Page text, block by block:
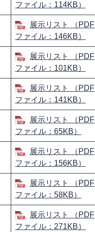
ファイル：114KB）
展示リスト （PDF
ファイル：146KB）
展示リスト （PDF
ファイル：101KB）
展示リスト （PDF
ファイル：141KB）
展示リスト （PDF
ファイル：65KB）
展示リスト （PDF
ファイル：156KB）
展示リスト （PDF
ファイル：58KB）
展示リスト （PDF
ファイル：271KB）